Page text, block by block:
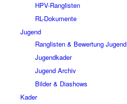
HPV-Ranglisten
RL-Dokumente
Jugend
Ranglisten & Bewertung Jugend
Jugendkader
Jugend Archiv
Bilder & Diashows
Kader